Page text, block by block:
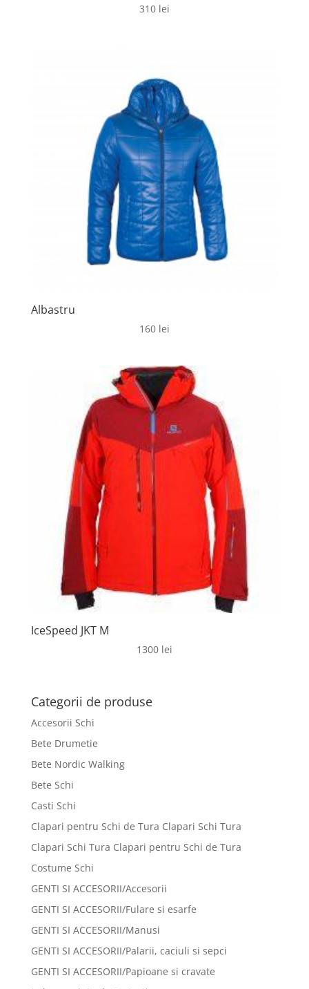
310 lei
Albastru
160 lei
IceSpeed JKT M
1300 lei
Categorii de produse
Accesorii Schi
Bete Drumetie
Bete Nordic Walking
Bete Schi
Casti Schi
Clapari pentru Schi de Tura Clapari Schi Tura
Clapari Schi Tura Clapari pentru Schi de Tura
Costume Schi
GENTI SI ACCESORII/Accesorii
GENTI SI ACCESORII/Fulare si esarfe
GENTI SI ACCESORII/Manusi
GENTI SI ACCESORII/Palarii, caciuli si sepci
GENTI SI ACCESORII/Papioane si cravate